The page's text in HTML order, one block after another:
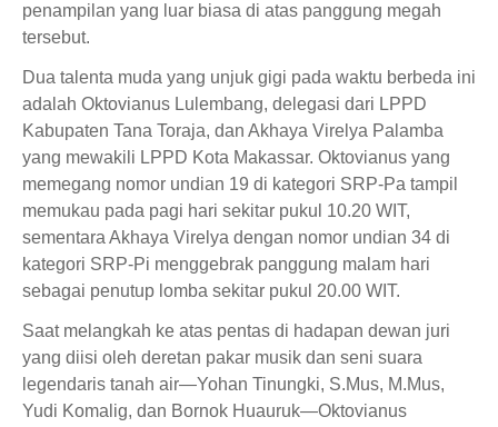
penampilan yang luar biasa di atas panggung megah
tersebut.
Dua talenta muda yang unjuk gigi pada waktu berbeda ini
adalah Oktovianus Lulembang, delegasi dari LPPD
Kabupaten Tana Toraja, dan Akhaya Virelya Palamba
yang mewakili LPPD Kota Makassar. Oktovianus yang
memegang nomor undian 19 di kategori SRP-Pa tampil
memukau pada pagi hari sekitar pukul 10.20 WIT,
sementara Akhaya Virelya dengan nomor undian 34 di
kategori SRP-Pi menggebrak panggung malam hari
sebagai penutup lomba sekitar pukul 20.00 WIT.
Saat melangkah ke atas pentas di hadapan dewan juri
yang diisi oleh deretan pakar musik dan seni suara
legendaris tanah air—Yohan Tinungki, S.Mus, M.Mus,
Yudi Komalig, dan Bornok Huauruk—Oktovianus